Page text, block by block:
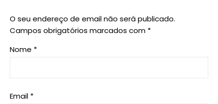
O seu endereço de email não será publicado.
Campos obrigatórios marcados com *
Nome *
Email *